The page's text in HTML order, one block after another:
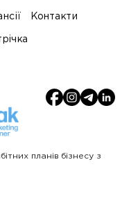
Контакти
планів бізнесу з